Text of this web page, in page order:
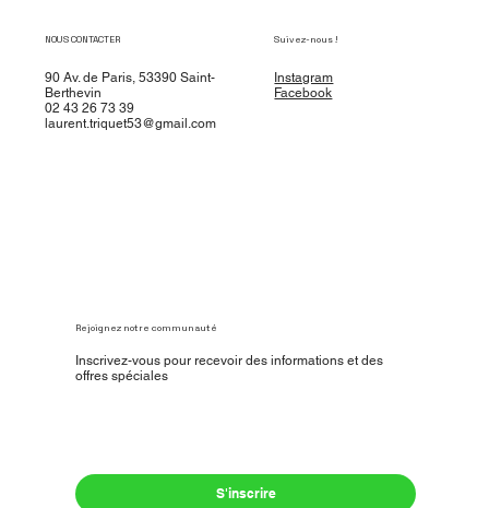
NOUS CONTACTER
90 Av. de Paris, 53390 Saint-
Berthevin
02 43 26 73 39
laurent.triquet53@gmail.com
Suivez-nous !
Instagram
Facebook
Rejoignez notre communauté
Inscrivez-vous pour recevoir des informations et des
offres spéciales
S'inscrire